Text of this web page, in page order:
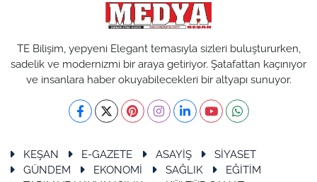
TE Bilişim, yepyeni Elegant temasıyla sizleri buluştururken,
sadelik ve modernizmi bir araya getiriyor. Şatafattan kaçınıyor
ve insanlara haber okuyabilecekleri bir altyapı sunuyor.
KEŞAN E-GAZETE ASAYİŞ
SİYASET
GÜNDEM
EKONOMİ SAĞLIK
EĞİTİM